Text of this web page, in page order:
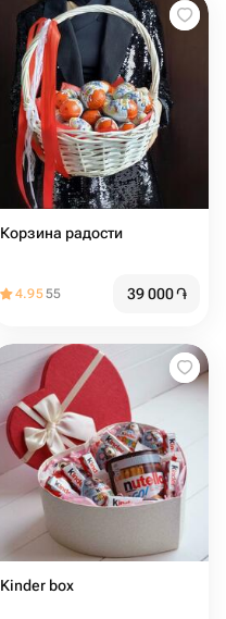
Корзина радости
4.9555 39 000֏
Kinder box